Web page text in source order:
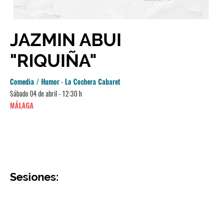
JAZMIN ABUI
"RIQUIÑA"
Comedia / Humor-La Cochera Cabaret
Sábado 04 de abril - 12:30 h
MÁLAGA
Sesiones: